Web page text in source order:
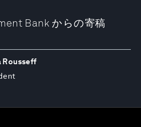
Bank からの寄稿
Rousseff